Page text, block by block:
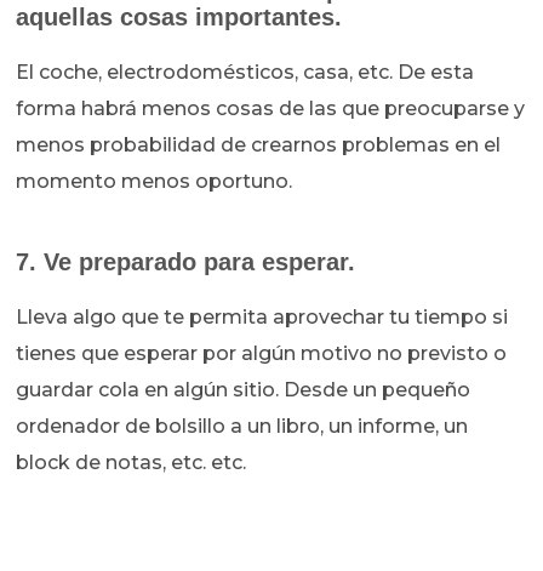
aquellas cosas importantes.
El coche, electrodomésticos, casa, etc. De esta
forma habrá menos cosas de las que preocuparse y
menos probabilidad de crearnos problemas en el
momento menos oportuno.
7. Ve preparado para esperar.
Lleva algo que te permita aprovechar tu tiempo si
tienes que esperar por algún motivo no previsto o
guardar cola en algún sitio. Desde un pequeño
ordenador de bolsillo a un libro, un informe, un
block de notas, etc. etc.